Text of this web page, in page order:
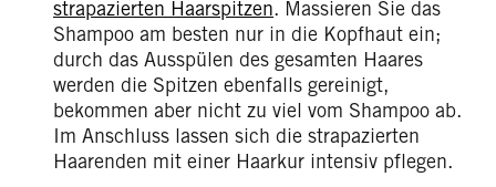
strapazierten Haarspitzen. Massieren Sie das
Shampoo am besten nur in die Kopfhaut ein;
durch das Ausspülen des gesamten Haares
werden die Spitzen ebenfalls gereinigt,
bekommen aber nicht zu viel vom Shampoo ab.
Im Anschluss lassen sich die strapazierten
Haarenden mit einer Haarkur intensiv pflegen.